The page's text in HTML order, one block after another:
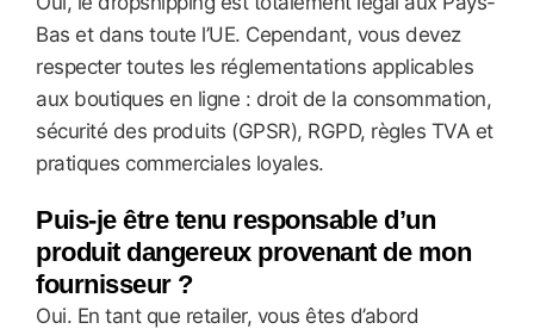
Bas et dans toute l’UE. Cependant, vous devez
respecter toutes les réglementations applicables
aux boutiques en ligne : droit de la consommation,
sécurité des produits (GPSR), RGPD, règles TVA et
pratiques commerciales loyales.
Puis-je être tenu responsable d’un
produit dangereux provenant de mon
fournisseur ?
Oui. En tant que retailer, vous êtes d’abord